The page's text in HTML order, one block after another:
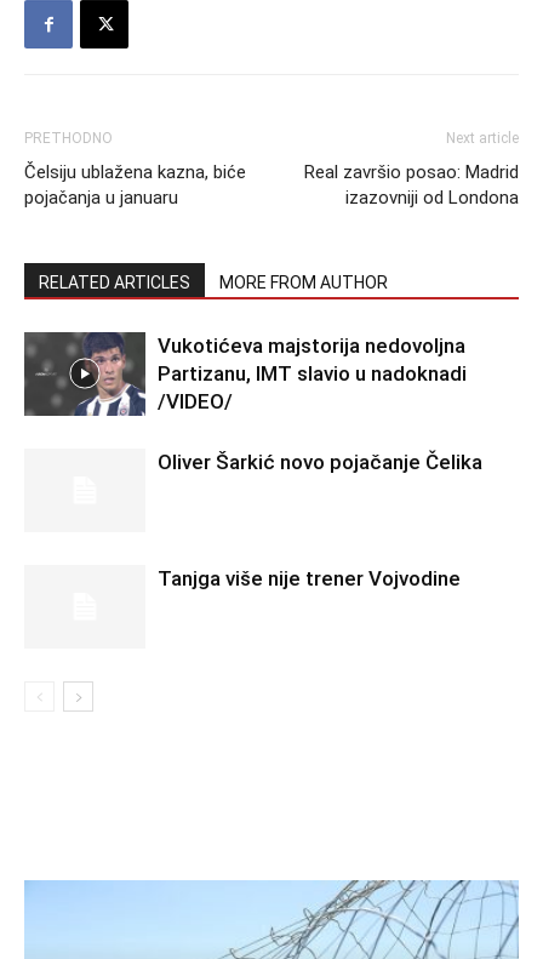
PRETHODNO
Čelsiju ublažena kazna, biće
pojačanja u januaru
Next article
Real završio posao: Madrid
izazovniji od Londona
RELATED ARTICLES MORE FROM AUTHOR
Vukotićeva majstorija nedovoljna
Partizanu, IMT slavio u nadoknadi
/VIDEO/
Oliver Šarkić novo pojačanje Čelika
Tanjga više nije trener Vojvodine